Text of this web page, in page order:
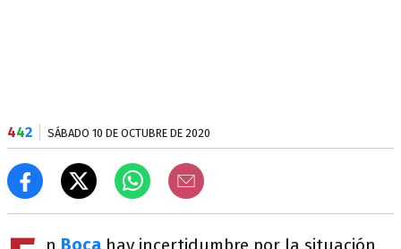
442 SÁBADO 10 DE OCTUBRE DE 2020